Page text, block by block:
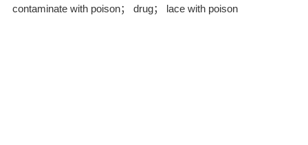
contaminate with poison； drug； lace with poison